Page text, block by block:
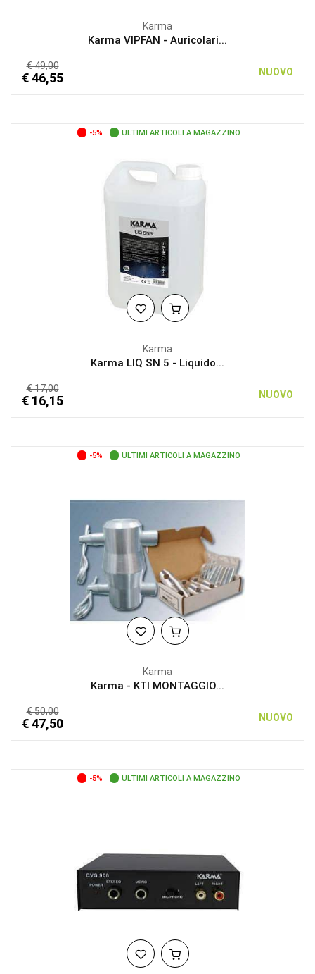
Karma
Karma VIPFAN - Auricolari...
€ 49,00
€ 46,55 NUOVO
-5% ULTIMI ARTICOLI A MAGAZZINO
Karma
Karma LIQ SN 5 - Liquido...
€ 17,00
€ 16,15 NUOVO
-5% ULTIMI ARTICOLI A MAGAZZINO
Karma
Karma - KTI MONTAGGIO...
€ 50,00
€ 47,50 NUOVO
-5% ULTIMI ARTICOLI A MAGAZZINO